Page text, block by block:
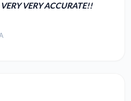
VERY VERY ACCURATE!!